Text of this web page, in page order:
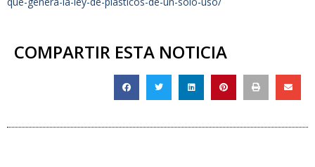
COMPARTIR ESTA NOTICIA